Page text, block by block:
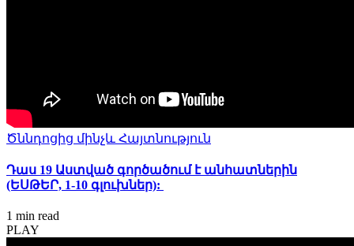
Ծննդոցից մինչև Հայտնություն
Դաս 19 Աստված գործածում է անհատներին
(ԵՍԹԵՐ, 1-10 գլուխներ):
1 min read
PLAY